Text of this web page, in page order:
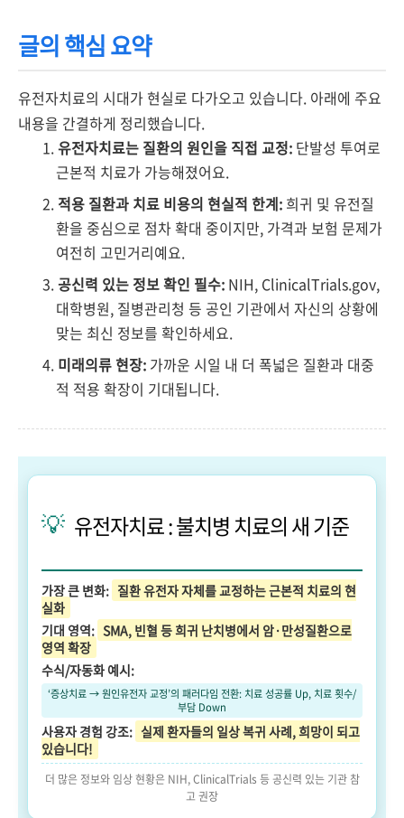
글의 핵심 요약
유전자치료의 시대가 현실로 다가오고 있습니다. 아래에 주요
내용을 간결하게 정리했습니다.
유전자치료는 질환의 원인을 직접 교정: 단발성 투여로
근본적 치료가 가능해졌어요.
적용 질환과 치료 비용의 현실적 한계: 희귀 및 유전질
환을 중심으로 점차 확대 중이지만, 가격과 보험 문제가
여전히 고민거리예요.
공신력 있는 정보 확인 필수: NIH, ClinicalTrials.gov,
대학병원, 질병관리청 등 공인 기관에서 자신의 상황에
맞는 최신 정보를 확인하세요.
미래의류 현장: 가까운 시일 내 더 폭넓은 질환과 대중
적 적용 확장이 기대됩니다.
💡 유전자치료 : 불치병 치료의 새 기준
가장 큰 변화: 질환 유전자 자체를 교정하는 근본적 치료의 현
실화
기대 영역: SMA, 빈혈 등 희귀 난치병에서 암·만성질환으로
영역 확장
수식/자동화 예시:
‘증상치료 → 원인유전자 교정’의 패러다임 전환: 치료 성공률 Up, 치료 횟수/
부담 Down
사용자 경험 강조: 실제 환자들의 일상 복귀 사례, 희망이 되고
있습니다!
더 많은 정보와 임상 현황은 NIH, ClinicalTrials 등 공신력 있는 기관 참
고 권장